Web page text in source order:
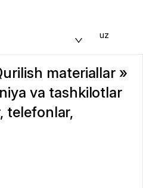
uz
materiallar »
va tashkilotlar
telefonlar,